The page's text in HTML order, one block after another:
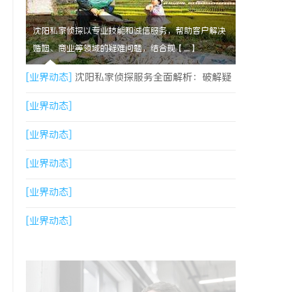
沈阳私家侦探以专业技能和诚信服务，帮助客户解决
婚姻、商业等领域的疑难问题，结合现【....】
[业界动态] 沈阳私家侦探服务全面解析：破解疑
云，守护真相的专家助力
[业界动态]
[业界动态]
[业界动态]
[业界动态]
[业界动态]